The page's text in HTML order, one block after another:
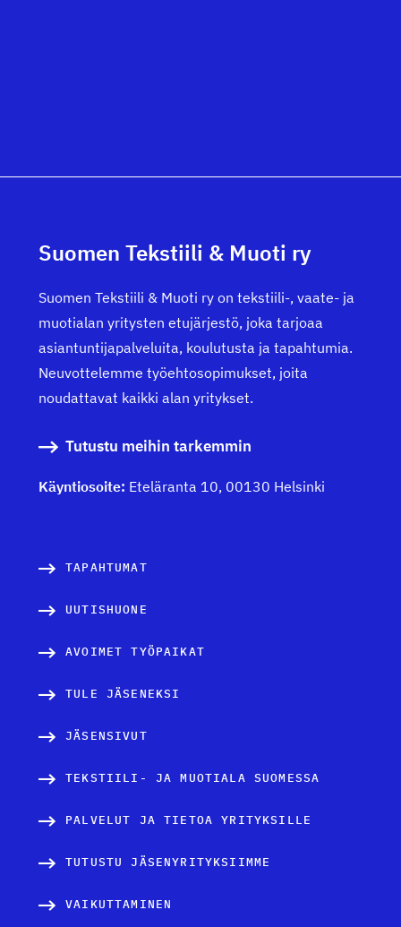
Suomen Tekstiili & Muoti ry
Suomen Tekstiili & Muoti ry on tekstiili-, vaate- ja
muotialan yritysten etujärjestö, joka tarjoaa
asiantuntijapalveluita, koulutusta ja tapahtumia.
Neuvottelemme työehtosopimukset, joita
noudattavat kaikki alan yritykset.
Tutustu meihin tarkemmin
Käyntiosoite: Eteläranta 10, 00130 Helsinki
TAPAHTUMAT
UUTISHUONE
AVOIMET TYÖPAIKAT
TULE JÄSENEKSI
JÄSENSIVUT
TEKSTIILI- JA MUOTIALA SUOMESSA
PALVELUT JA TIETOA YRITYKSILLE
TUTUSTU JÄSENYRITYKSIIMME
VAIKUTTAMINEN